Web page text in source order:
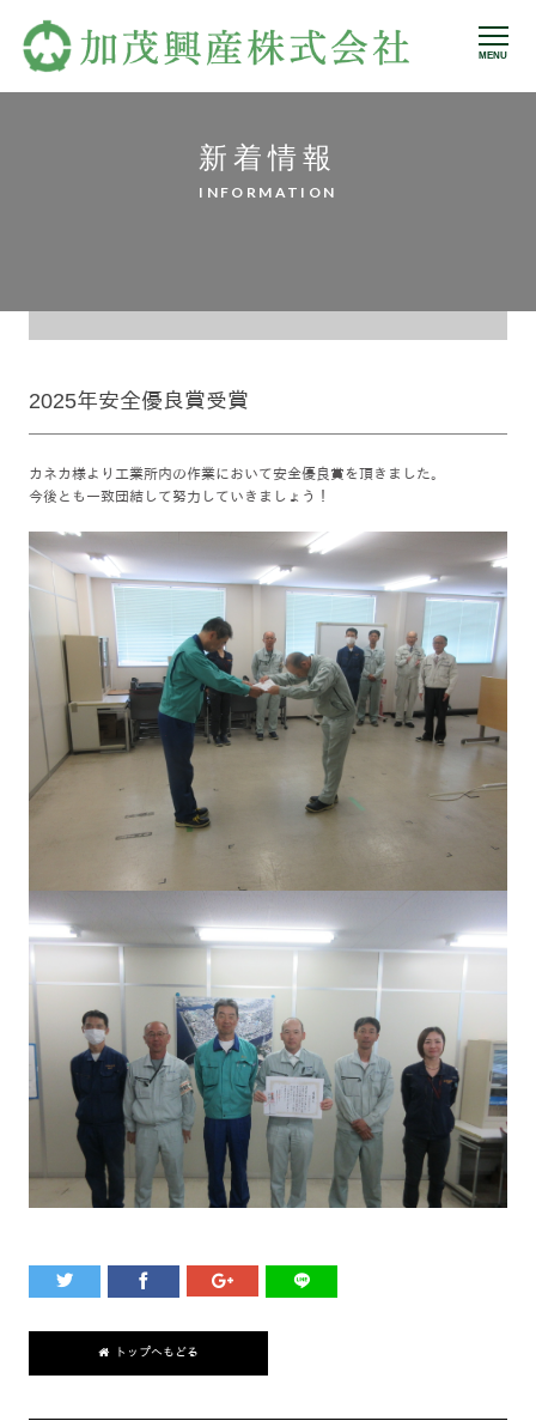
MENU
新着情報
INFORMATION
2025年安全優良賞受賞
カネカ様より工業所内の作業において安全優良賞を頂きました。
今後とも一致団結して努力していきましょう！
トップへもどる